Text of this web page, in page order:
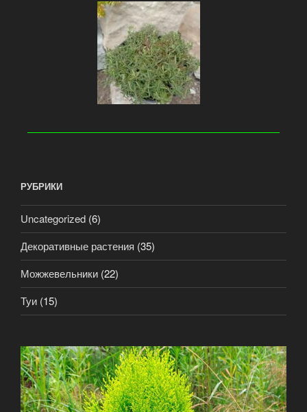
РУБРИКИ
Uncategorized (6)
Декоративные растения (35)
Можжевельники (22)
Туи (15)